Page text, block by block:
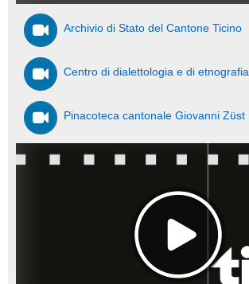
Archivio di Stato del Cantone Ticino
Centro di dialettologia e di etnografia
Pinacoteca cantonale Giovanni Züst